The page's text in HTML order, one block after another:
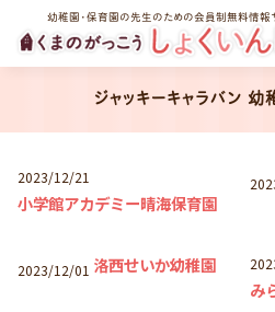
幼稚園・保育園の先生のための会員制無料情報
ジャッキーキャラバン
2023/12/21
小学館アカデミー晴海保育園
2023/12/01 洛西せいか幼稚園
み